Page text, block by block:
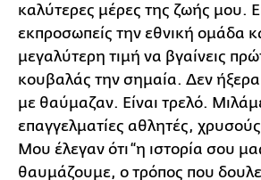
καλύτερες μέρες της ζωής μου.
εκπροσωπείς την εθνική ομάδα
μεγαλύτερη τιμή να βγαίνεις
κουβαλάς την σημαία. Δεν
με θαύμαζαν. Είναι τρελό.
επαγγελματίες αθλητές,
Μου έλεγαν ότι “η ιστορία σου
θαυμάζουμε, ο τρόπος που